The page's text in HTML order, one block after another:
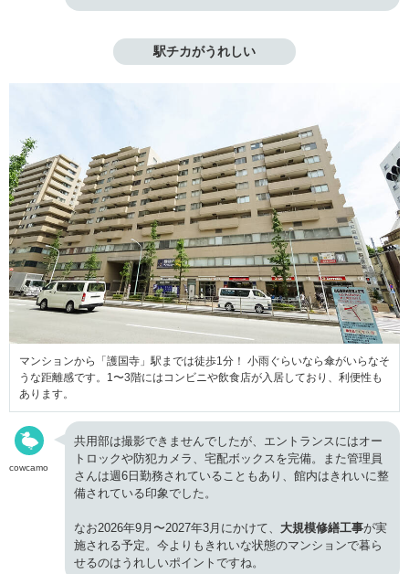
駅チカがうれしい
マンションから「護国寺」駅までは徒歩1分！ 小雨ぐらいなら傘がいらなそ
うな距離感です。1〜3階にはコンビニや飲食店が入居しており、利便性も
あります。
cowcamo
共用部は撮影できませんでしたが、エントランスにはオー
トロックや防犯カメラ、宅配ボックスを完備。また管理員
さんは週6日勤務されていることもあり、館内はきれいに整
備されている印象でした。
なお2026年9月〜2027年3月にかけて、 大規模修繕工事が実
施される予定。今よりもきれいな状態のマンションで暮ら
せるのはうれしいポイントですね。